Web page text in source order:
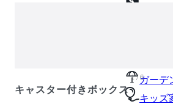
パー
オフ
ガーデ
キッズ
1 / 6
キャスター付きボックス